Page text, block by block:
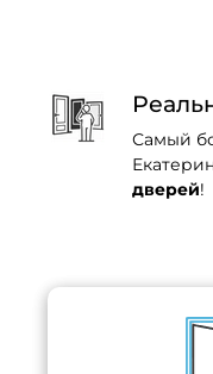
Самый
дверей!